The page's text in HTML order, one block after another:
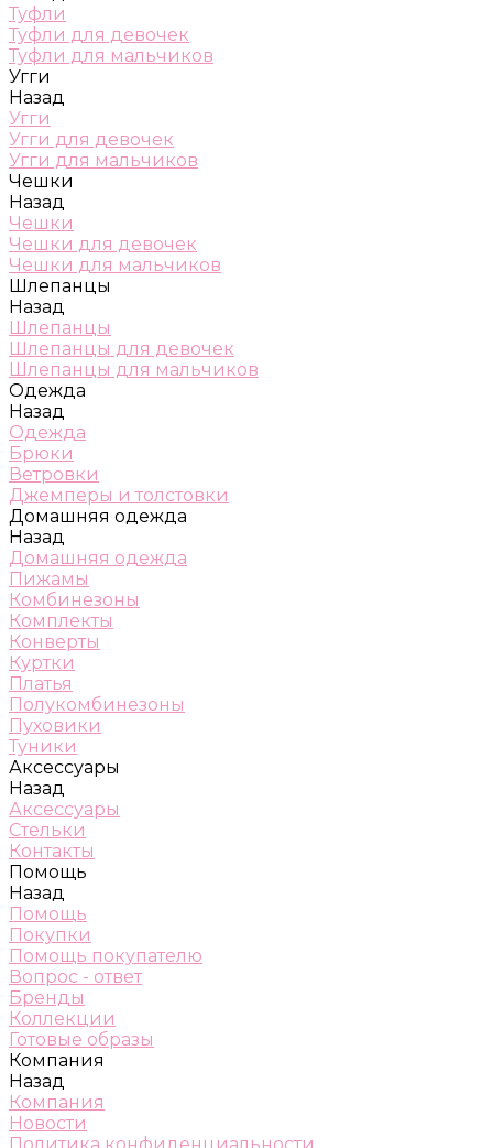
Туфли
Туфли для девочек
Туфли для мальчиков
Угги
Назад
Угги
Угги для девочек
Угги для мальчиков
Чешки
Назад
Чешки
Чешки для девочек
Чешки для мальчиков
Шлепанцы
Назад
Шлепанцы
Шлепанцы для девочек
Шлепанцы для мальчиков
Одежда
Назад
Одежда
Брюки
Ветровки
Джемперы и толстовки
Домашняя одежда
Назад
Домашняя одежда
Пижамы
Комбинезоны
Комплекты
Конверты
Куртки
Платья
Полукомбинезоны
Пуховики
Туники
Аксессуары
Назад
Аксессуары
Стельки
Контакты
Помощь
Назад
Помощь
Покупки
Помощь покупателю
Вопрос - ответ
Бренды
Коллекции
Готовые образы
Компания
Назад
Компания
Новости